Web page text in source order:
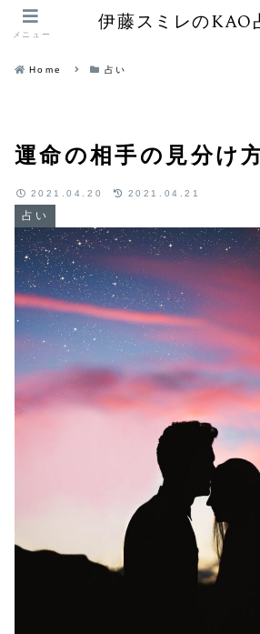
Home 占い
運命の相手の見分け
占い
2021.04.20 2021.04.21
メニュー 伊藤スミレのKAO